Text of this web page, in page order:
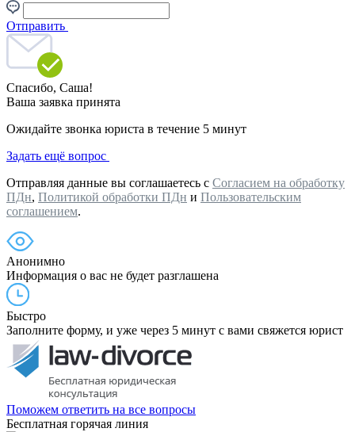
Отправить
Спасибо, Саша!
Ваша заявка принята
Ожидайте звонка юриста в течение 5 минут
Задать ещё вопрос
Отправляя данные вы соглашаетесь с Согласием на обработку
ПДн, Политикой обработки ПДн и Пользовательским
соглашением.
Анонимно
Информация о вас не будет разглашена
Быстро
Заполните форму, и уже через 5 минут с вами свяжется юрист
Поможем ответить на все вопросы
Бесплатная горячая линия